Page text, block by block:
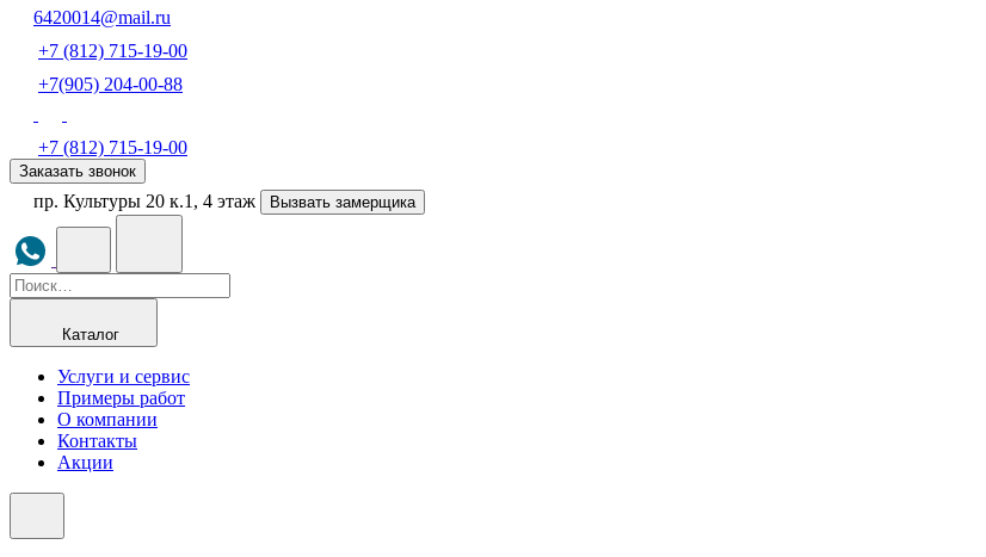
6420014@mail.ru
+7 (812) 715-19-00
+7(905) 204-00-88
+7 (812) 715-19-00
Заказать звонок
пр. Культуры 20 к.1, 4 этаж Вызвать замерщика
Каталог
Услуги и сервис
Примеры работ
О компании
Контакты
Акции